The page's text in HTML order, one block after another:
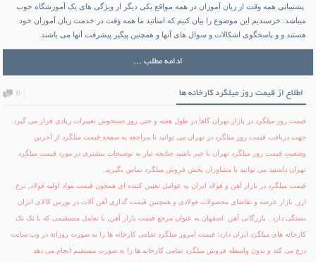
پشتیبانی همه وقت از زبان آموزان در همه مواقع یکی دیگر از ویژگی های یک آموزشگاه خوب
میباشد. خرسندیم این موضوع را بیان کنیم که اساتید ما همه وقت در خدمت زبان آموزان خود
هستند و و پاسخگوی اشکالات و سوال های آنها و همچنین پیگیر پیشرفت آنها می باشند.
ادامه مطلب ...
اطلاع از قیمت روز میلگرد کارخانه ها 0
قیمت روز میلگرد در بازار تهران گاها در طول هفته و حتی روز دستخوش تغییرات زیادی قرار می گیرد.
جهت دریافت قیمت روز میلگرد در تهران می توانید با مراجعه به صفحه قیمت میلگرد از آخرین
وضعیت قیمت روز میلگرد تهران با خبر باشید چنانچه نیاز به توضیحات بیشتری در مورد قیمت میلگرد
تهران داشتید می توانید با مشاوران بخش فروش میلگرد تماس بگیرید.
قیمت میلگرد در بازار آهن و فولاد ایران به عوامل تعیین کننده ای همچون قیمت مواد اولیه فولاد, نرخ
ارز, بازار عرضه و تقاضای محصولات فولادی و همچنین قیمت گذاری آهن آلات در بورس کالای ایران
بستگی دارد . بازرگانی آهن اصفهان به عنوان مرجع قیمت بازار آهن, با تعامل مستقیمی که با تک تک
کارخانه های میلگرد ایران دارد؛ قیمت امروز میلگرد تمامی کارخانه ها را به صورت روزانه در وب سایت
درج می کند و بدون واسطه فروش میلگرد تمامی کارخانه ها را به صورت مستقیم انجام می دهد.